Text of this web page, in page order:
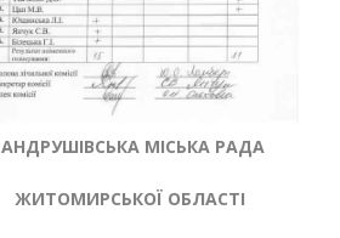
АНДРУШІВСЬКА МІСЬКА РАДА
ЖИТОМИРСЬКОЇ ОБЛАСТІ